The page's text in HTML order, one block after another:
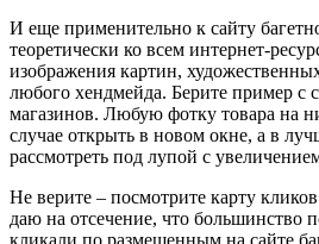
И еще применительно к сайту
теоретически ко всем интернет-
изображения картин,
любого хендмейда. Берите пример с
магазинов. Любую фотку товара на
случае открыть в новом окне, а в
рассмотреть под лупой с
Не верите – посмотрите карту кликов
даю на отсечение, что большинство